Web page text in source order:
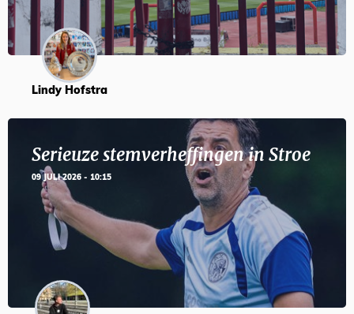
Lindy Hofstra
Serieuze stemverheffingen in Stroe
09 JULI 2026 - 10:15